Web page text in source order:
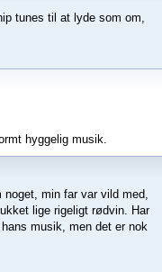
tunes til at lyde som om,
hyggelig musik.
noget, min far var vild med,
lige rigeligt rødvin. Har
musik, men det er nok